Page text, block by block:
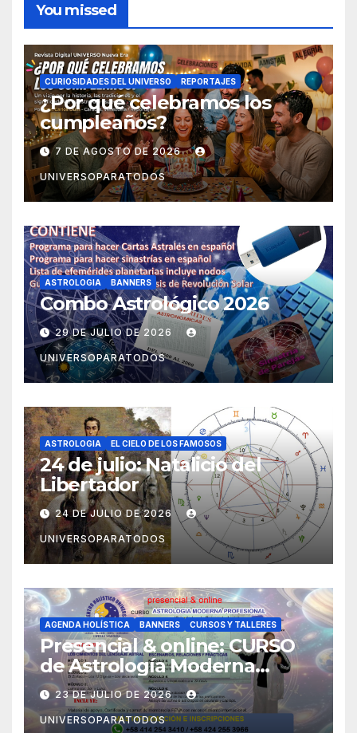
You missed
CURIOSIDADES DEL UNIVERSO REPORTAJES
¿Por qué celebramos los
cumpleaños?
7 DE AGOSTO DE 2026
UNIVERSOPARATODOS
ASTROLOGIA BANNERS
Combo Astrológico 2026
29 DE JULIO DE 2026
UNIVERSOPARATODOS
ASTROLOGIA EL CIELO DE LOS FAMOSOS
24 de julio: Natalicio del
Libertador
24 DE JULIO DE 2026
UNIVERSOPARATODOS
AGENDA HOLÍSTICA BANNERS CURSOS Y TALLERES
Presencial & online: CURSO
de Astrología Moderna
Profesional (Orientado a la
Psicoastrología)
23 DE JULIO DE 2026
UNIVERSOPARATODOS